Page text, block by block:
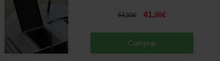
64,90€ 41,30€
Comprar